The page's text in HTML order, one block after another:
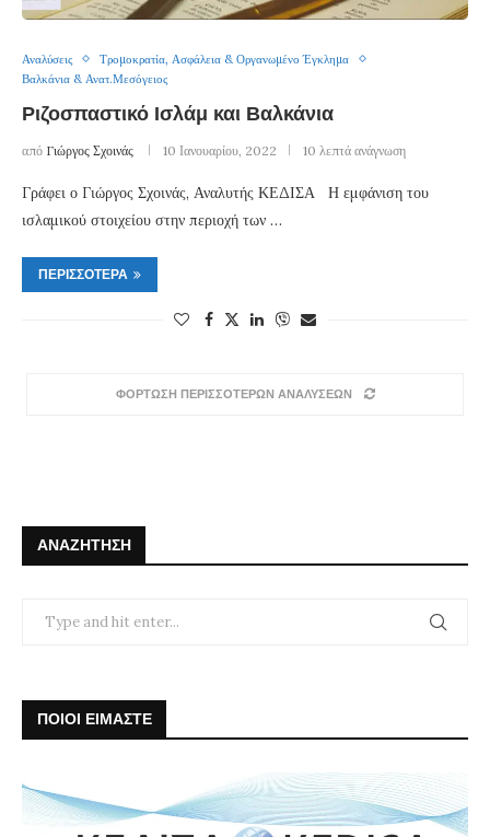
Αναλύσεις
Τρομοκρατία, Ασφάλεια & Οργανωμένο Έγκλημα
Βαλκάνια & Ανατ.Μεσόγειος
Ριζοσπαστικό Ισλάμ και Βαλκάνια
από Γιώργος Σχοινάς 10 Ιανουαρίου, 2022 10 λεπτά ανάγνωση
Γράφει ο Γιώργος Σχοινάς, Αναλυτής ΚΕΔΙΣΑ Η εμφάνιση του
ισλαμικού στοιχείου στην περιοχή των …
ΠΕΡΙΣΣΌΤΕΡΑ
ΦΟΡΤΩΣΗ ΠΕΡΙΣΣΟΤΕΡΩΝ ΑΝΑΛΥΣΕΩΝ
ΑΝΑΖΉΤΗΣΗ
ΠΟΙΟΙ ΕΙΜΑΣΤΕ